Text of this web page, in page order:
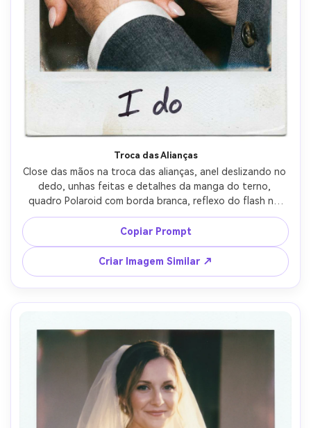
Troca das Alianças
Close das mãos na troca das alianças, anel deslizando no
dedo, unhas feitas e detalhes da manga do terno,
quadro Polaroid com borda branca, reflexo do flash no
anel, grão de filme visível e leve brilho de exposição,
captado com lente macro, foco nítido nos dedos,
legenda manuscrita "eu aceito" na borda --ar 4:5
Copiar Prompt
Criar Imagem Similar ↗
Crie imagens com
IA sem limites.
100% grátis!
Comece Grátis →